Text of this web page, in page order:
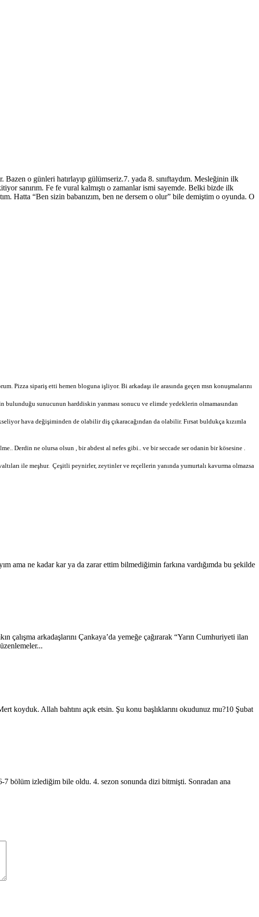
Bazen o günleri hatırlayıp gülümseriz.7. yada 8. sınıftaydım. Mesleğinin ilk
sanırım. Fe fe vural kalmıştı o zamanlar ismi sayemde. Belki bizde ilk
Hatta “Ben sizin babanızım, ben ne dersem o olur” bile demiştim o oyunda. O
Pizza sipariş etti hemen bloguna işliyor. Bi arkadaşı ile arasında geçen msn konuşmalarını
sunucunun harddiskin yanması sonucu ve elimde yedeklerin olmamasından
hava değişiminden de olabilir diş çıkaracağından da olabilir. Fırsat buldukça kızımla
Derdin ne olursa olsun , bir abdest al nefes gibi.. ve bir seccade ser odanin bir kösesine .
ile meşhur. Çeşitli peynirler, zeytinler ve reçellerin yanında yumurtalı kavurma olmazsa
ama ne kadar kar ya da zarar ettim bilmediğimin farkına vardığımda bu şekilde
arkadaşlarını Çankaya’da yemeğe çağırarak “Yarın Cumhuriyeti ilan
koyduk. Allah bahtını açık etsin. Şu konu başlıklarını okudunuz mu?10 Şubat
bölüm izlediğim bile oldu. 4. sezon sonunda dizi bitmişti. Sonradan ana